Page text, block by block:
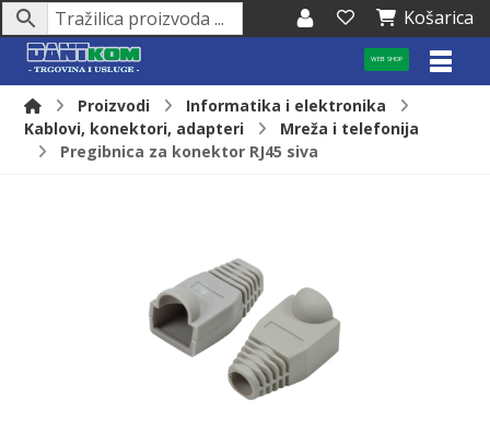
Košarica
WEB SHOP
Proizvodi
Informatika i elektronika
Kablovi, konektori, adapteri
Mreža i telefonija
Pregibnica za konektor RJ45 siva